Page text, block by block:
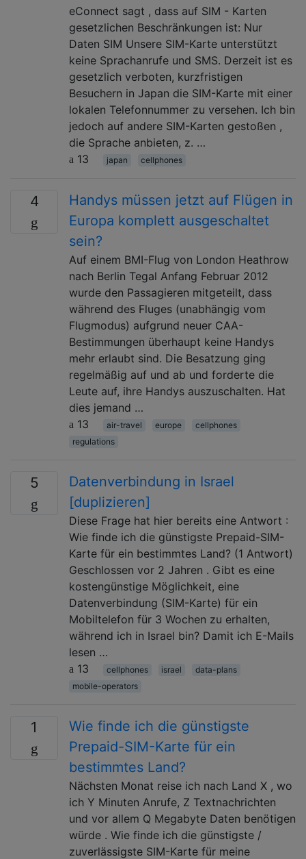
eConnect sagt , dass auf SIM - Karten
gesetzlichen Beschränkungen ist: Nur
Daten SIM Unsere SIM-Karte unterstützt
keine Sprachanrufe und SMS. Derzeit ist es
gesetzlich verboten, kurzfristigen
Besuchern in Japan die SIM-Karte mit einer
lokalen Telefonnummer zu versehen. Ich bin
jedoch auf andere SIM-Karten gestoßen ,
die Sprache anbieten, z. …
13
japan cellphones
4
Handys müssen jetzt auf Flügen in
Europa komplett ausgeschaltet
sein?
Auf einem BMI-Flug von London Heathrow
nach Berlin Tegal Anfang Februar 2012
wurde den Passagieren mitgeteilt, dass
während des Fluges (unabhängig vom
Flugmodus) aufgrund neuer CAA-
Bestimmungen überhaupt keine Handys
mehr erlaubt sind. Die Besatzung ging
regelmäßig auf und ab und forderte die
Leute auf, ihre Handys auszuschalten. Hat
dies jemand …
13
air-travel europe
cellphones
regulations
5
Datenverbindung in Israel
[duplizieren]
Diese Frage hat hier bereits eine Antwort :
Wie finde ich die günstigste Prepaid-SIM-
Karte für ein bestimmtes Land? (1 Antwort)
Geschlossen vor 2 Jahren . Gibt es eine
kostengünstige Möglichkeit, eine
Datenverbindung (SIM-Karte) für ein
Mobiltelefon für 3 Wochen zu erhalten,
während ich in Israel bin? Damit ich E-Mails
lesen …
13
cellphones israel
data-plans
mobile-operators
1
Wie finde ich die günstigste
Prepaid-SIM-Karte für ein
bestimmtes Land?
Nächsten Monat reise ich nach Land X , wo
ich Y Minuten Anrufe, Z Textnachrichten
und vor allem Q Megabyte Daten benötigen
würde . Wie finde ich die günstigste /
zuverlässigste SIM-Karte für meine